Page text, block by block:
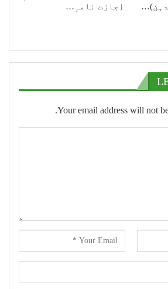
اِجازت نامہٕ…
Your email address will not